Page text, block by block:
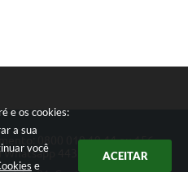
e os cookies:
a sua
você
e
ACEITAR
0800 019 19 44 ou 156
Whatsapp 4433-0123